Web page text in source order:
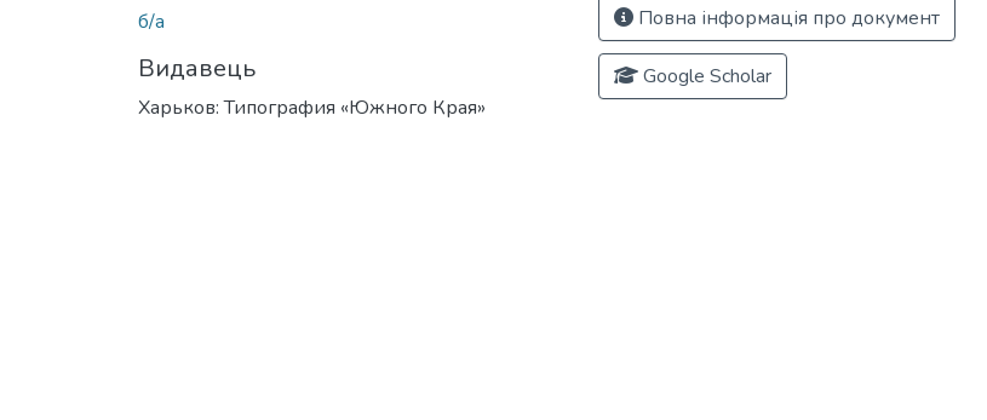
б/а
Видавець
Харьков: Типография «Южного Края»
Повна інформація про документ
Google Scholar